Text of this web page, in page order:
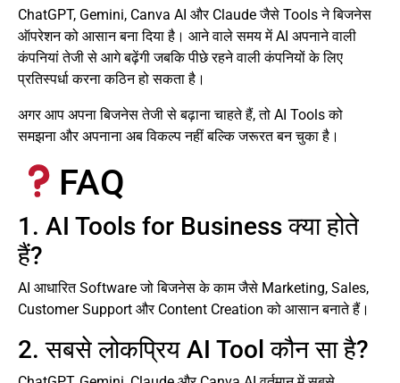
ChatGPT, Gemini, Canva AI और Claude जैसे Tools ने बिजनेस
ऑपरेशन को आसान बना दिया है। आने वाले समय में AI अपनाने वाली
कंपनियां तेजी से आगे बढ़ेंगी जबकि पीछे रहने वाली कंपनियों के लिए
प्रतिस्पर्धा करना कठिन हो सकता है।
अगर आप अपना बिजनेस तेजी से बढ़ाना चाहते हैं, तो AI Tools को
समझना और अपनाना अब विकल्प नहीं बल्कि जरूरत बन चुका है।
FAQ
1. AI Tools for Business क्या होते
हैं?
AI आधारित Software जो बिजनेस के काम जैसे Marketing, Sales,
Customer Support और Content Creation को आसान बनाते हैं।
2. सबसे लोकप्रिय AI Tool कौन सा है?